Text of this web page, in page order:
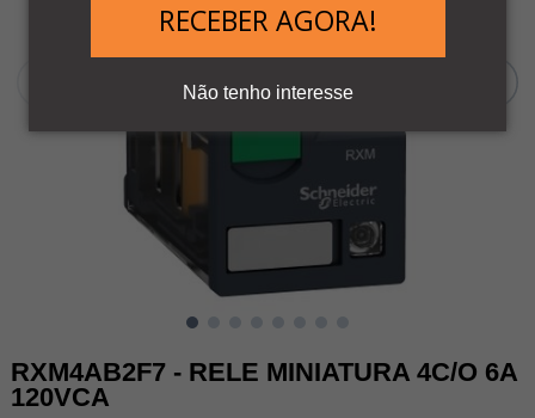
RECEBER AGORA!
Não tenho interesse
RXM4AB2F7 - RELE MINIATURA 4C/O 6A
120VCA